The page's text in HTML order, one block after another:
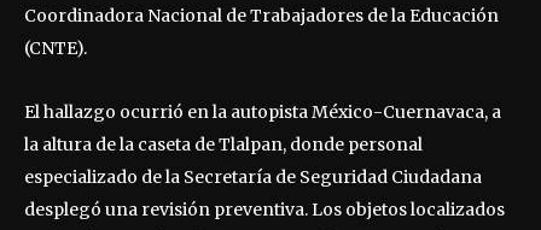
Coordinadora Nacional de Trabajadores de la Educación
(CNTE).
El hallazgo ocurrió en la autopista México-Cuernavaca, a
la altura de la caseta de Tlalpan, donde personal
especializado de la Secretaría de Seguridad Ciudadana
desplegó una revisión preventiva. Los objetos localizados